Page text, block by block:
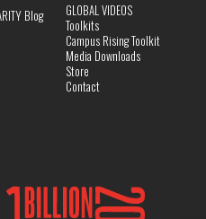
Blog
GLOBAL VIDEOS
Toolkits
Campus Rising Toolkit
Media Downloads
Store
Contact